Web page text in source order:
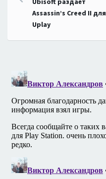
по
записям
Assassin’s Creed II для
Uplay